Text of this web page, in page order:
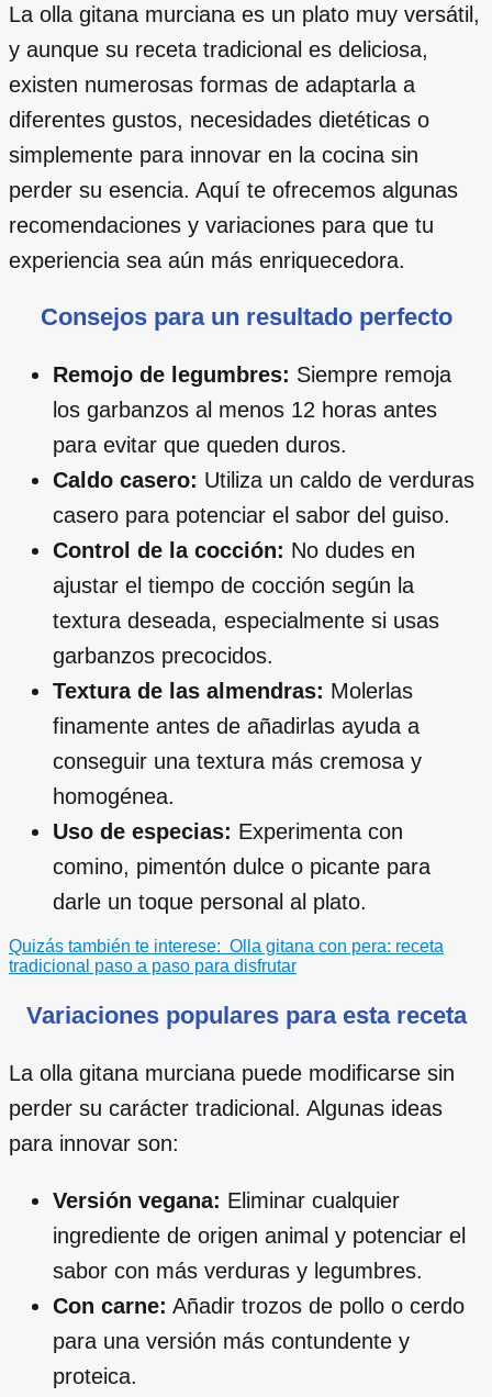
La olla gitana murciana es un plato muy versátil,
y aunque su receta tradicional es deliciosa,
existen numerosas formas de adaptarla a
diferentes gustos, necesidades dietéticas o
simplemente para innovar en la cocina sin
perder su esencia. Aquí te ofrecemos algunas
recomendaciones y variaciones para que tu
experiencia sea aún más enriquecedora.
Consejos para un resultado perfecto
Remojo de legumbres: Siempre remoja
los garbanzos al menos 12 horas antes
para evitar que queden duros.
Caldo casero: Utiliza un caldo de verduras
casero para potenciar el sabor del guiso.
Control de la cocción: No dudes en
ajustar el tiempo de cocción según la
textura deseada, especialmente si usas
garbanzos precocidos.
Textura de las almendras: Molerlas
finamente antes de añadirlas ayuda a
conseguir una textura más cremosa y
homogénea.
Uso de especias: Experimenta con
comino, pimentón dulce o picante para
darle un toque personal al plato.
Quizás también te interese: Olla gitana con pera: receta
tradicional paso a paso para disfrutar
Variaciones populares para esta receta
La olla gitana murciana puede modificarse sin
perder su carácter tradicional. Algunas ideas
para innovar son:
Versión vegana: Eliminar cualquier
ingrediente de origen animal y potenciar el
sabor con más verduras y legumbres.
Con carne: Añadir trozos de pollo o cerdo
para una versión más contundente y
proteica.